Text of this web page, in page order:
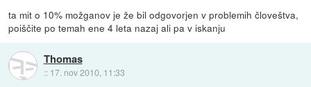
ta mit o 10% možganov je že bil odgovorjen v problemih človeštva,
poiščite po temah ene 4 leta nazaj ali pa v iskanju
Thomas
:: 17. nov 2010, 11:33